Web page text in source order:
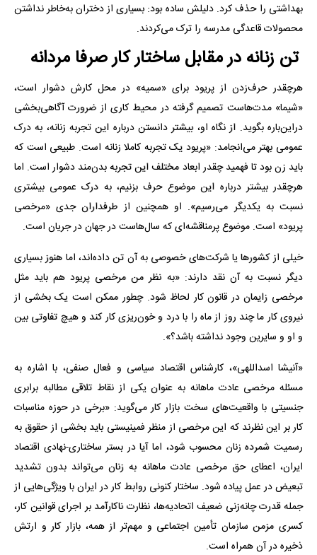
بهداشتی را حذف کرد. دلیلش ساده بود: بسیاری از دختران به‌خاطر نداشتن
محصولات قاعدگی مدرسه را ترک می‌کردند.
تن زنانه در مقابل ساختار کار صرفا مردانه
هرچقدر حرف‌زدن از پریود برای «سمیه» در محل کارش دشوار است،
«شیما» مدت‌هاست تصمیم گرفته در محیط کاری از ضرورت آگاهی‌بخشی
دراین‌باره بگوید. از نگاه او، بیشتر دانستن درباره این تجربه زنانه، به درک
عمومی بهتر می‌انجامد: «پریود یک تجربه کاملا زنانه است. طبیعی است که
باید زن بود تا فهمید چقدر ابعاد مختلف این تجربه بدن‌مند دشوار است. اما
هرچقدر بیشتر درباره این موضوع حرف بزنیم، به درک عمومی بیشتری
نسبت به یکدیگر می‌رسیم». او همچنین از طرفداران جدی «مرخصی
پریود» است. موضوع پرمناقشه‌ای که سال‌هاست در جهان در جریان است.
خیلی از کشورها یا شرکت‌های خصوصی به آن تن داده‌اند، اما هنوز بسیاری
دیگر نسبت به آن نقد دارند: «به نظر من مرخصی پریود هم باید مثل
مرخصی زایمان در قانون کار لحاظ شود. چطور ممکن است یک ‌بخشی از
نیروی کار ما چند روز از ماه را با درد و خون‌ریزی کار کند و هیچ تفاوتی بین
و او و سایرین وجود نداشته باشد؟».
«آنیشا اسداللهی»، کارشناس اقتصاد سیاسی و فعال صنفی، با اشاره به
مسئله مرخصی عادت ماهانه به ‌عنوان یکی از نقاط تلاقی مطالبه برابری
جنسیتی با واقعیت‌های سخت بازار کار می‌گوید: «برخی در حوزه مناسبات
کار بر این نظرند که این مرخصی از منظر فمینیستی باید بخشی از حقوق به
رسمیت شمرده زنان محسوب شود، اما آیا در بستر ساختاری-نهادی اقتصاد
ایران، اعطای حق مرخصی عادت ماهانه به زنان می‌تواند بدون تشدید
تبعیض در عمل پیاده شود. ساختار کنونی روابط کار در ایران با ویژگی‌هایی از
جمله قدرت چانه‌زنی ضعیف اتحادیه‌ها، نظارت ناکارآمد بر اجرای قوانین کار،
کسری مزمن سازمان تأمین اجتماعی و مهم‌تر از همه، بازار کار و ارتش
ذخیره در آن همراه است.